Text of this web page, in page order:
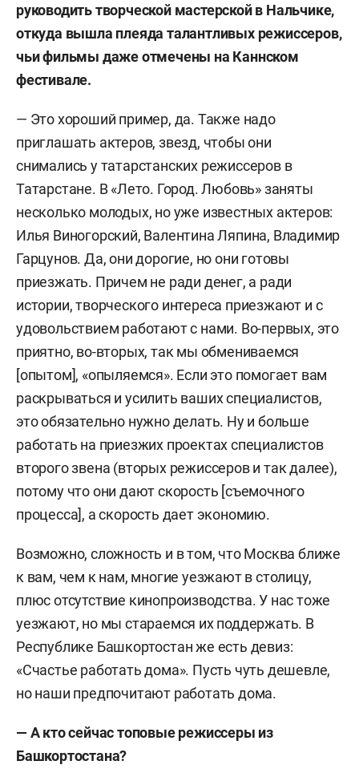
руководить творческой мастерской в Нальчике,
откуда вышла плеяда талантливых режиссеров,
чьи фильмы даже отмечены на Каннском
фестивале.
— Это хороший пример, да. Также надо
приглашать актеров, звезд, чтобы они
снимались у татарстанских режиссеров в
Татарстане. В «Лето. Город. Любовь» заняты
несколько молодых, но уже известных актеров:
Илья Виногорский, Валентина Ляпина, Владимир
Гарцунов. Да, они дорогие, но они готовы
приезжать. Причем не ради денег, а ради
истории, творческого интереса приезжают и с
удовольствием работают с нами. Во-первых, это
приятно, во-вторых, так мы обмениваемся
[опытом], «опыляемся». Если это помогает вам
раскрываться и усилить ваших специалистов,
это обязательно нужно делать. Ну и больше
работать на приезжих проектах специалистов
второго звена (вторых режиссеров и так далее),
потому что они дают скорость [съемочного
процесса], а скорость дает экономию.
Возможно, сложность и в том, что Москва ближе
к вам, чем к нам, многие уезжают в столицу,
плюс отсутствие кинопроизводства. У нас тоже
уезжают, но мы стараемся их поддержать. В
Республике Башкортостан же есть девиз:
«Счастье работать дома». Пусть чуть дешевле,
но наши предпочитают работать дома.
— А кто сейчас топовые режиссеры из
Башкортостана?